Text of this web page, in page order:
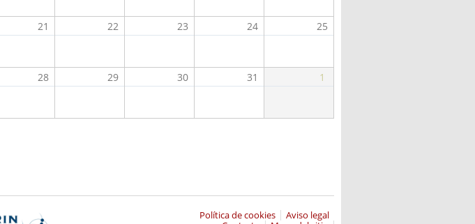
21 22 23 24 25
28 29 30 31 1
Aviso legal
Política de cookies